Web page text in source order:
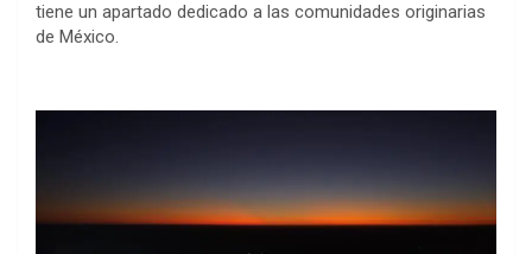
tiene un apartado dedicado a las comunidades originarias
de México.